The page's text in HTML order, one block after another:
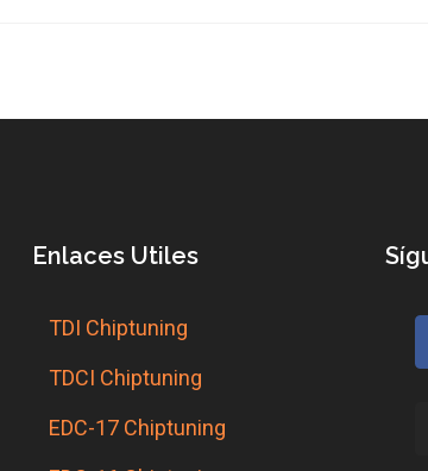
Enlaces Utiles
TDI Chiptuning
TDCI Chiptuning
EDC-17 Chiptuning